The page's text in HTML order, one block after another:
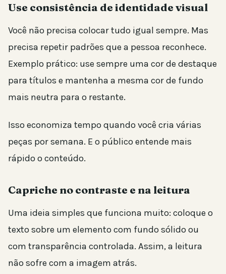
Use consistência de identidade visual
Você não precisa colocar tudo igual sempre. Mas
precisa repetir padrões que a pessoa reconhece.
Exemplo prático: use sempre uma cor de destaque
para títulos e mantenha a mesma cor de fundo
mais neutra para o restante.
Isso economiza tempo quando você cria várias
peças por semana. E o público entende mais
rápido o conteúdo.
Capriche no contraste e na leitura
Uma ideia simples que funciona muito: coloque o
texto sobre um elemento com fundo sólido ou
com transparência controlada. Assim, a leitura
não sofre com a imagem atrás.